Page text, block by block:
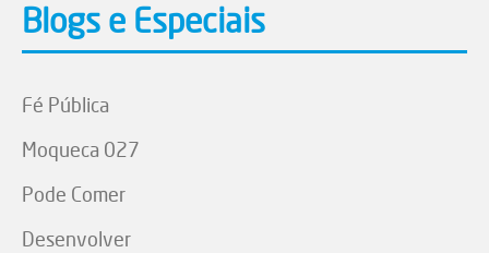
Blogs e Especiais
Fé Pública
Moqueca 027
Pode Comer
Desenvolver